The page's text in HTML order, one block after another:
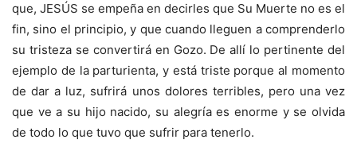
que, JESÚS se empeña en decirles que Su Muerte no es el
fin, sino el principio, y que cuando lleguen a comprenderlo
su tristeza se convertirá en Gozo. De allí lo pertinente del
ejemplo de la parturienta, y está triste porque al momento
de dar a luz, sufrirá unos dolores terribles, pero una vez
que ve a su hijo nacido, su alegría es enorme y se olvida
de todo lo que tuvo que sufrir para tenerlo.